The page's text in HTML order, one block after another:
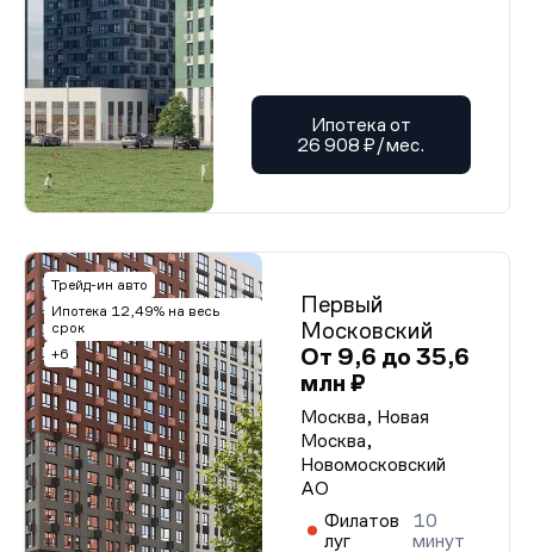
Ипотека от
26 908 ₽/мес.
Трейд-ин авто
Ипотека 12,49% на весь
срок
+6
Первый
Московский
От 9,6 до 35,6
млн ₽
Москва, Новая
Москва,
Новомосковский
АО
Филатов
луг
10
минут